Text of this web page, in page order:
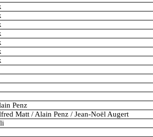
Penz
Matt / Alain Penz / Jean-Noël Augert